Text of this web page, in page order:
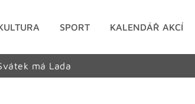
SPORT KALENDÁŘ AKCÍ
má Lada